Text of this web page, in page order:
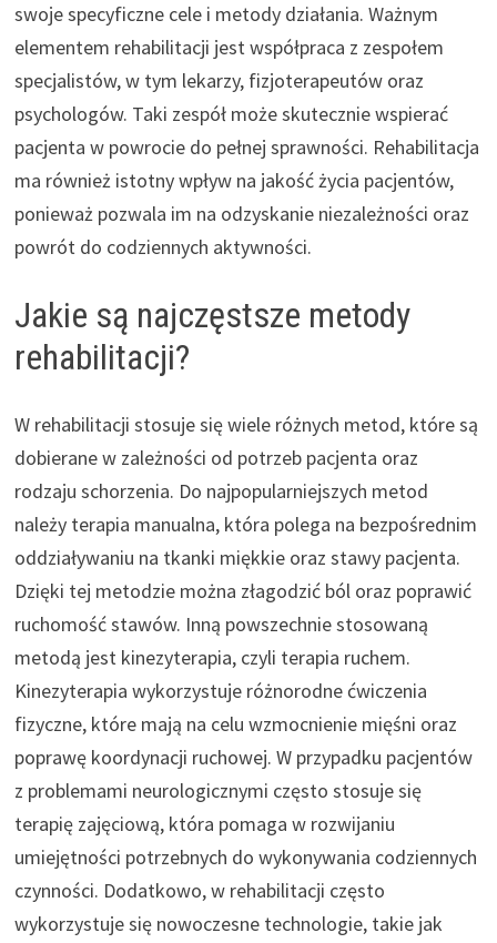
swoje specyficzne cele i metody działania. Ważnym
elementem rehabilitacji jest współpraca z zespołem
specjalistów, w tym lekarzy, fizjoterapeutów oraz
psychologów. Taki zespół może skutecznie wspierać
pacjenta w powrocie do pełnej sprawności. Rehabilitacja
ma również istotny wpływ na jakość życia pacjentów,
ponieważ pozwala im na odzyskanie niezależności oraz
powrót do codziennych aktywności.
Jakie są najczęstsze metody
rehabilitacji?
W rehabilitacji stosuje się wiele różnych metod, które są
dobierane w zależności od potrzeb pacjenta oraz
rodzaju schorzenia. Do najpopularniejszych metod
należy terapia manualna, która polega na bezpośrednim
oddziaływaniu na tkanki miękkie oraz stawy pacjenta.
Dzięki tej metodzie można złagodzić ból oraz poprawić
ruchomość stawów. Inną powszechnie stosowaną
metodą jest kinezyterapia, czyli terapia ruchem.
Kinezyterapia wykorzystuje różnorodne ćwiczenia
fizyczne, które mają na celu wzmocnienie mięśni oraz
poprawę koordynacji ruchowej. W przypadku pacjentów
z problemami neurologicznymi często stosuje się
terapię zajęciową, która pomaga w rozwijaniu
umiejętności potrzebnych do wykonywania codziennych
czynności. Dodatkowo, w rehabilitacji często
wykorzystuje się nowoczesne technologie, takie jak